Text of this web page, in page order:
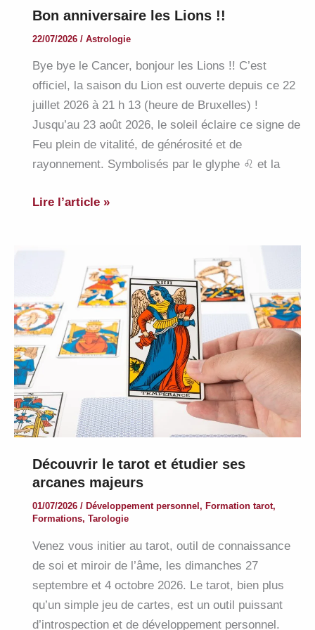
Bon anniversaire les Lions !!
22/07/2026 / Astrologie
Bye bye le Cancer, bonjour les Lions !! C’est
officiel, la saison du Lion est ouverte depuis ce 22
juillet 2026 à 21 h 13 (heure de Bruxelles) !
Jusqu’au 23 août 2026, le soleil éclaire ce signe de
Feu plein de vitalité, de générosité et de
rayonnement. Symbolisés par le glyphe ♌︎ et la
Bon
Lire l’article »
Découvrir le tarot et étudier ses
arcanes majeurs
01/07/2026 / Développement personnel , Formation tarot,
Formations, Tarologie
Venez vous initier au tarot, outil de connaissance
de soi et miroir de l’âme, les dimanches 27
septembre et 4 octobre 2026. Le tarot, bien plus
qu’un simple jeu de cartes, est un outil puissant
d’introspection et de développement personnel.